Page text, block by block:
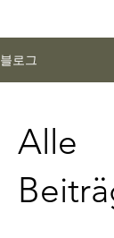
블로그
Alle